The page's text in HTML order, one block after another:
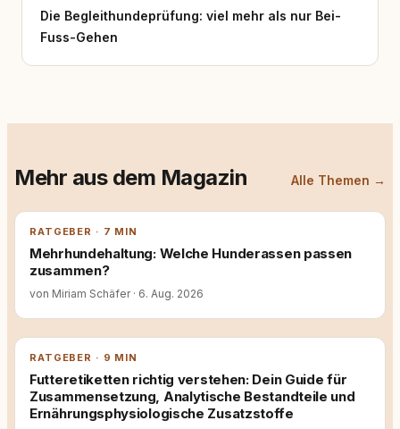
Die Begleithundeprüfung: viel mehr als nur Bei-
Fuss-Gehen
Mehr aus dem Magazin Alle Themen →
RATGEBER · 7 MIN
Mehrhundehaltung: Welche Hunderassen passen
zusammen?
von Miriam Schäfer · 6. Aug. 2026
RATGEBER · 9 MIN
Futteretiketten richtig verstehen: Dein Guide für
Zusammensetzung, Analytische Bestandteile und
Ernährungsphysiologische Zusatzstoffe